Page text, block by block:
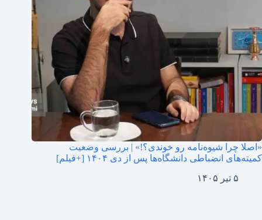
«اصلا چرا شیوه‌نامه رو خوندی؟!» | بررسی وضعیت
کمیته‌های انضباطی دانشگاه‌ها پس از دی ۱۴۰۴ [+فیلم]
۵ تیر ۱۴۰۵